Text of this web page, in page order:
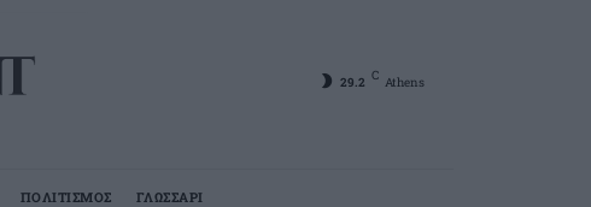
29.2 C Athens
ΠΟΛΙΤΙΣΜΟΣ ΓΛΩΣΣΑΡΙ